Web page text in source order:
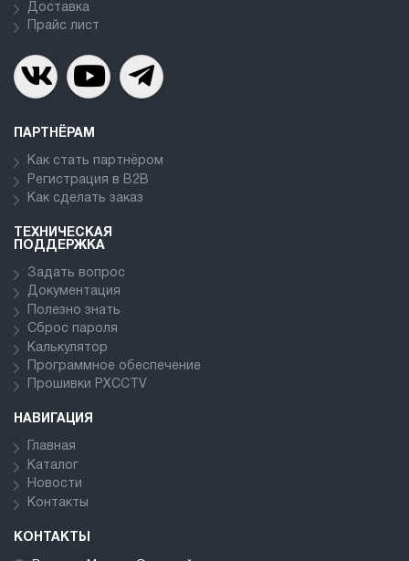
Доставка
Прайс лист
ПАРТНЁРАМ
Как стать партнёром
Регистрация в В2В
Как сделать заказ
ТЕХНИЧЕСКАЯ
ПОДДЕРЖКА
Задать вопрос
Документация
Полезно знать
Сброс пароля
Калькулятор
Программное обеспечение
Прошивки PXCCTV
НАВИГАЦИЯ
Главная
Каталог
Новости
Контакты
КОНТАКТЫ